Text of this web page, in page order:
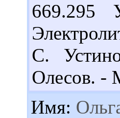
С.
Олесов. -
Имя: